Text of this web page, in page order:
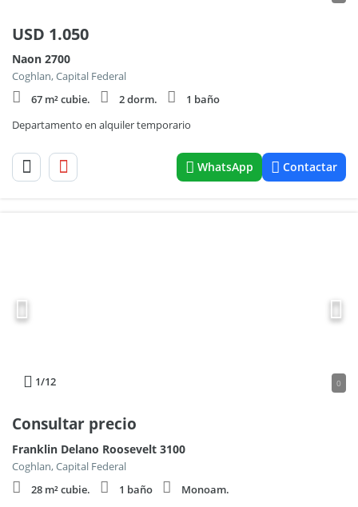
USD 1.050
Naon 2700
Coghlan, Capital Federal
67 m² cubie.
2 dorm.
1 baño
Departamento en alquiler temporario
WhatsApp Contactar
1/12 0
Consultar precio
Franklin Delano Roosevelt 3100
Coghlan, Capital Federal
28 m² cubie.
1 baño
Monoam.